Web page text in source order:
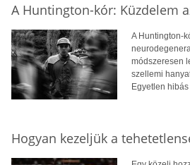
A Huntington-kór: Küzdelem
A Huntington-
módszeresen
szellemi
Egyetlen
Hogyan kezeljük a